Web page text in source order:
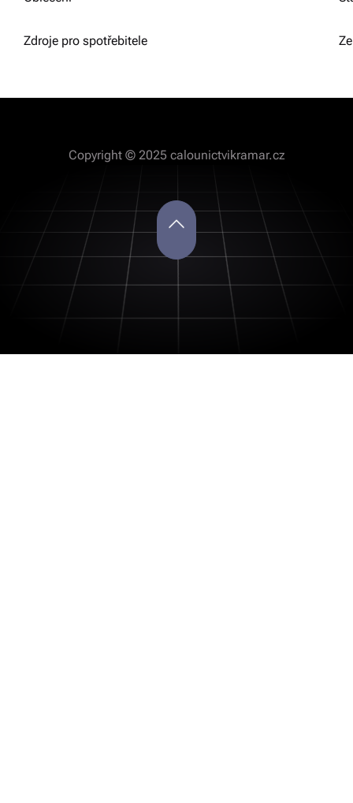
Zdroje pro spotřebitele
Copyright © 2025 calounictvikramar.cz